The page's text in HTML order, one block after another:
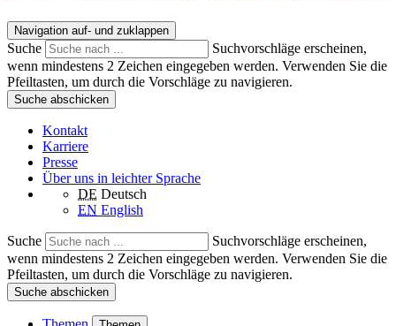
Navigation auf- und zuklappen
Suche
Suchvorschläge erscheinen,
wenn mindestens 2 Zeichen eingegeben werden. Verwenden Sie die
Pfeiltasten, um durch die Vorschläge zu navigieren.
Suche abschicken
Kontakt
Karriere
Presse
Über uns in leichter Sprache
DE Deutsch
EN English
Suche
Suchvorschläge erscheinen,
wenn mindestens 2 Zeichen eingegeben werden. Verwenden Sie die
Pfeiltasten, um durch die Vorschläge zu navigieren.
Suche abschicken